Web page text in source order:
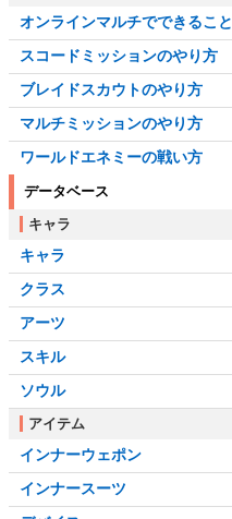
オンラインマルチでできること
スコードミッションのやり方
ブレイドスカウトのやり方
マルチミッションのやり方
ワールドエネミーの戦い方
データベース
キャラ
キャラ
クラス
アーツ
スキル
ソウル
アイテム
インナーウェポン
インナースーツ